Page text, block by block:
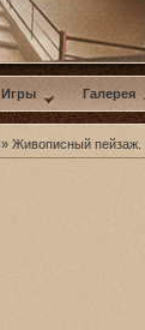
Игры Галерея
» Живописный пейзаж.